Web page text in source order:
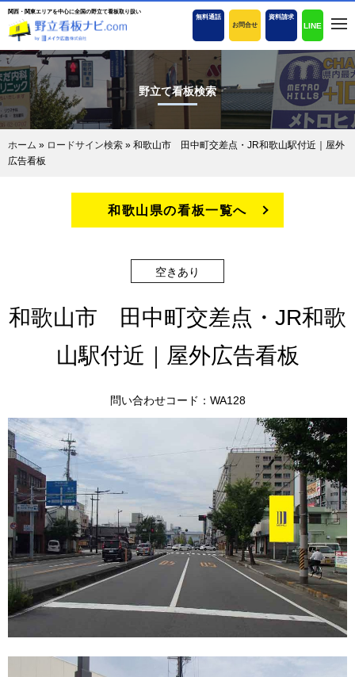
関西・関東エリアを中心に全国の野立て看板取り扱い
無料通話
お問合せ
資料請求
LINE
野立て看板検索
ホーム » ロードサイン検索 » 和歌山市 田中町交差点・JR和歌山駅付近｜屋外
広告看板
和歌山県の看板一覧へ
空きあり
和歌山市 田中町交差点・JR和歌
山駅付近｜屋外広告看板
問い合わせコード：WA128